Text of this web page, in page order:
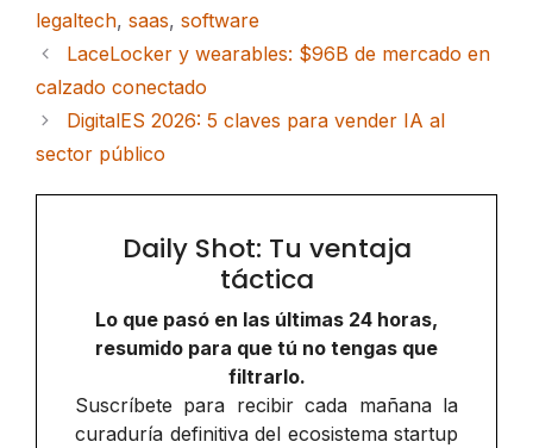
legaltech, saas, software
LaceLocker y wearables: $96B de mercado en
calzado conectado
DigitalES 2026: 5 claves para vender IA al
sector público
Daily Shot: Tu ventaja
táctica
Lo que pasó en las últimas 24 horas,
resumido para que tú no tengas que
filtrarlo.
Suscríbete para recibir cada mañana la
curaduría definitiva del ecosistema startup